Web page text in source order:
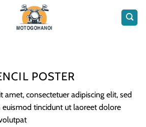
POSTER
amet, consectetuer adipiscing elit, sed
tincidunt ut laoreet dolore